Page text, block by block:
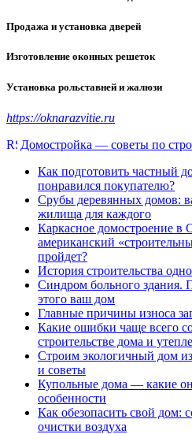
Продажа и установка дверей
Изготовление оконных решеток
Установка рольставней и жалюзи
https://oknarazvitie.ru
Домостройка — советы по
Как подготовить частный
понравился покупателю?
Срубы деревянных домов:
жилища для каждого
Каркасное домостроение
американский
пройдет?
История строительства
Синдром больного здания.
этого ваш дом
Главные причины износа
Какие ошибки чаще всего
строительстве дома и
Строим экологичный дом
и советы
Купольные дома — какие
особенности
Как обезопасить свой дом:
очистки воздуха